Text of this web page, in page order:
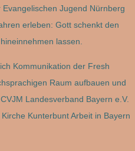
Jugend Nürnberg
erleben: Gott schenkt den
lassen.
Kommunikation der Fresh
Raum aufbauen und
Landesverband Bayern e.V.
Kunterbunt Arbeit in Bayern